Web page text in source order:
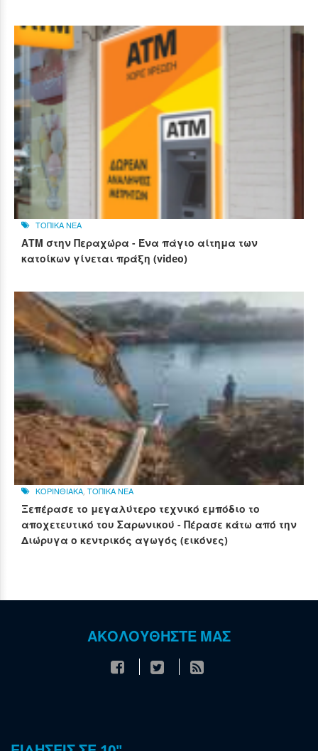
ΤΟΠΙΚΑ ΝΕΑ
ΑΤΜ στην Περαχώρα - Ένα πάγιο αίτημα των
κατοίκων γίνεται πράξη (video)
ΚΟΡΙΝΘΙΑΚΑ ΤΟΠΙΚΑ ΝΕΑ
Ξεπέρασε το μεγαλύτερο τεχνικό εμπόδιο το
αποχετευτικό του Σαρωνικού - Πέρασε κάτω από την
Διώρυγα ο κεντρικός αγωγός (εικόνες)
ΑΚΟΛΟΥΘΗΣΤΕ ΜΑΣ